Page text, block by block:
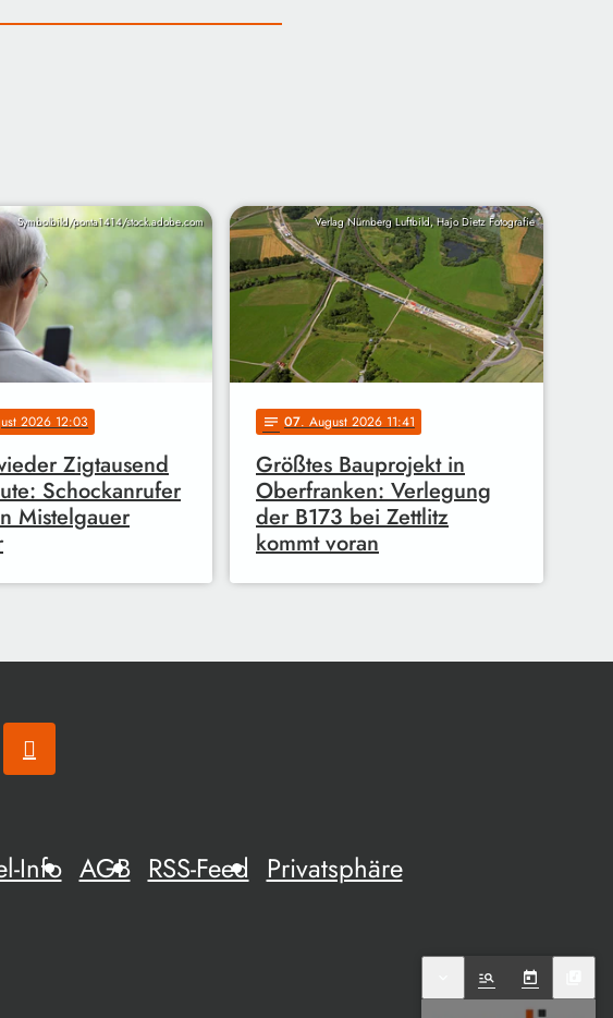
Symbolbild/ponta1414/stock.adobe.com
2026 12:03
Zigtausend
Schockanrufer
Mistelgauer
Verlag Nürnberg Luftbild, Hajo Dietz Fotografie
notes 07. August 2026 11:41
Größtes Bauprojekt in
Oberfranken: Verlegung
der B173 bei Zettlitz
kommt voran
Info AGB RSS-Feed Privatsphäre
manage_search today